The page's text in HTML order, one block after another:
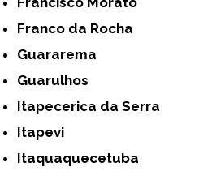
Franco da Rocha
Guararema
Guarulhos
Itapecerica da Serra
Itapevi
Itaquaquecetuba